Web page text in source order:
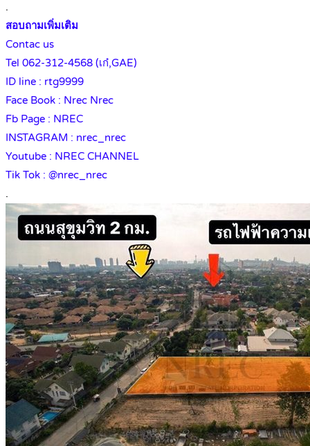
.
สอบถามเพิ่มเติม
Contac us
Tel 062-312-4568 (เก๋,GAE)
ID line : rtg9999
Face Book : Nrec Nrec
Fb Page : NREC
INSTAGRAM : nrec_nrec
Youtube : NREC CHANNEL
Tik Tok : @nrec_nrec
.